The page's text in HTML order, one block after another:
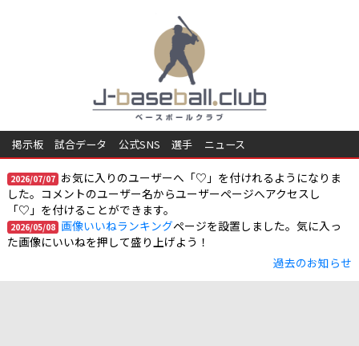
掲示板 試合データ 公式SNS 選手 ニュース
2026/07/07 お気に入りのユーザーへ「♡」を付けれるようになりま
した。コメントのユーザー名からユーザーページへアクセスし
「♡」を付けることができます。
2026/05/08 画像いいねランキングページを設置しました。気に入っ
た画像にいいねを押して盛り上げよう！
過去のお知らせ